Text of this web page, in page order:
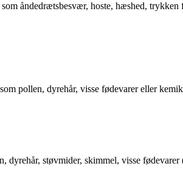
åndedrætsbesvær, hoste, hæshed,
pollen, dyrehår, visse fødevarer eller
dyrehår, støvmider, skimmel, visse